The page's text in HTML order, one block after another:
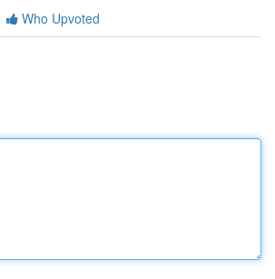
Who Upvoted